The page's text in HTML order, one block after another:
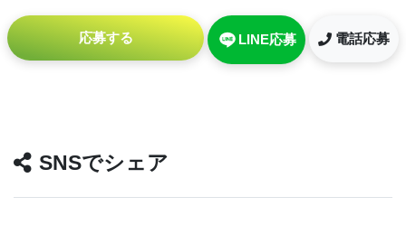
応募する LINE応募 電話応募
SNSでシェア